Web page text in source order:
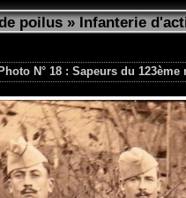
poilus»Infanterie
Photo N° 18 : Sapeurs du